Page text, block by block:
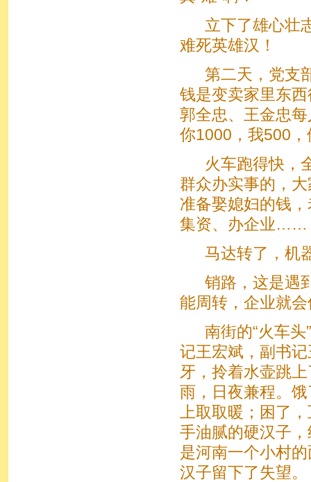
立下了雄心壮志
难死英雄汉！
第二天，党支部
钱是变卖家里东
郭全忠、王金忠
你1000，我500
火车跑得快，全
群众办实事的，
准备娶媳妇的钱
集资、办企业……
马达转了，机
销路，这是遇到
能周转，企业就
南街的“火车头”
记王宏斌，副书
牙，拎着水壶跳
雨，日夜兼程。
上取取暖；困了
手油腻的硬汉子
是河南一个小村
汉子留下了失望。